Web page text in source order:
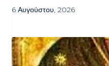
6 Αυγούστου, 2026